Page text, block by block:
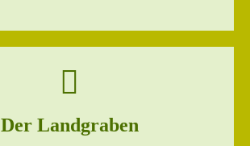
Der Landgraben